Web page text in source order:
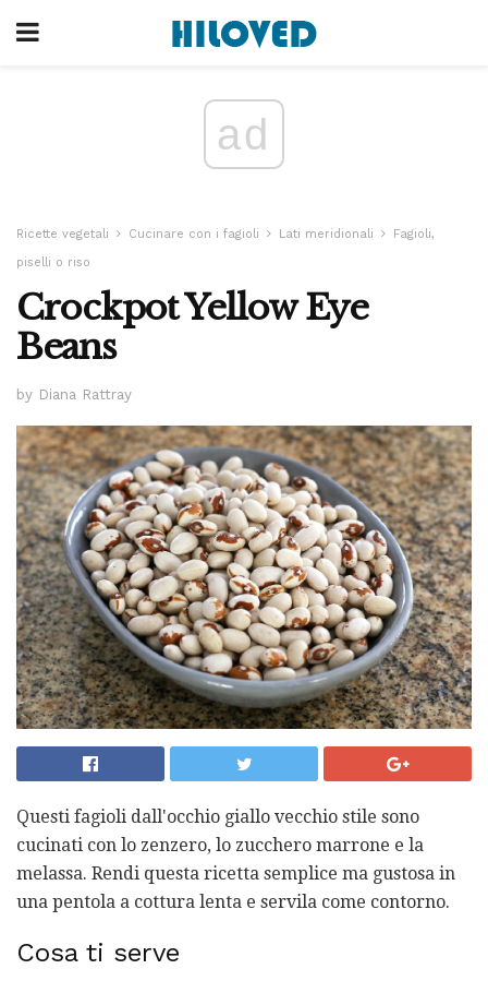
ad
Ricette vegetali Cucinare con i fagioli Lati meridionali
Fagioli,
piselli o riso
Crockpot Yellow Eye
Beans
by Diana Rattray
Questi fagioli dall'occhio giallo vecchio stile sono
cucinati con lo zenzero, lo zucchero marrone e la
melassa. Rendi questa ricetta semplice ma gustosa in
una pentola a cottura lenta e servila come contorno.
Cosa ti serve